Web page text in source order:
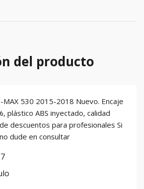
del producto
MAX 530 2015-2018 Nuevo. Encaje
plástico ABS inyectado, calidad
descuentos para profesionales Si
dude en consultar